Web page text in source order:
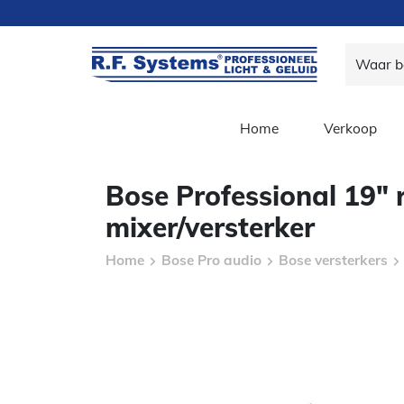
Home Verkoop
Bose Professional
mixer/versterker
Home Bose Pro audio Bose versterkers